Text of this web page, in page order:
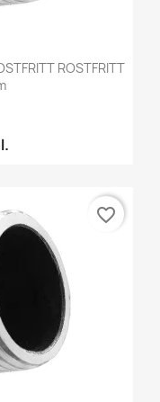
ROSTFRITT
favorite_border